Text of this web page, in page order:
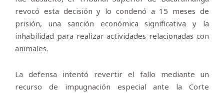
revocó esta decisión y lo condenó a 15 meses de
prisión, una sanción económica significativa y la
inhabilidad para realizar actividades relacionadas con
animales.
La defensa intentó revertir el fallo mediante un
recurso de impugnación especial ante la Corte